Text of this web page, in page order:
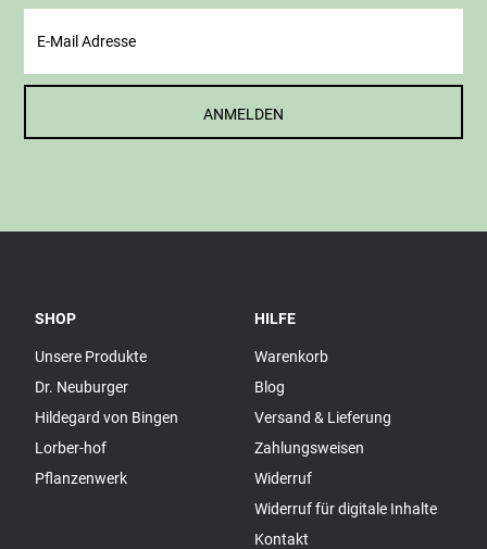
ANMELDEN
SHOP
Unsere Produkte
Dr. Neuburger
Hildegard von Bingen
Lorber-hof
Pflanzenwerk
HILFE
Warenkorb
Blog
Versand & Lieferung
Zahlungsweisen
Widerruf
Widerruf für digitale Inhalte
Kontakt